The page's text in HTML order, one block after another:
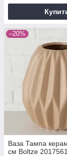
–20%
Ваза Тампа
см Boltze